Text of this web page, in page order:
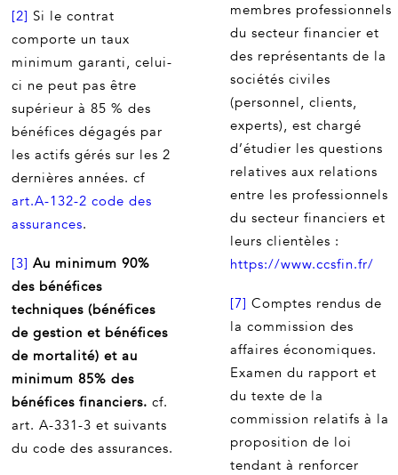
[2] Si le contrat
comporte un taux
minimum garanti, celui-
ci ne peut pas être
supérieur à 85 % des
bénéfices dégagés par
les actifs gérés sur les 2
dernières années. cf
art.A-132-2 code des
assurances.
[3] Au minimum 90%
des bénéfices
techniques (bénéfices
de gestion et bénéfices
de mortalité) et au
minimum 85% des
bénéfices financiers. cf.
art. A-331-3 et suivants
du code des assurances.
membres professionnels
du secteur financier et
des représentants de la
sociétés civiles
(personnel, clients,
experts), est chargé
d’étudier les questions
relatives aux relations
entre les professionnels
du secteur financiers et
leurs clientèles :
https://www.ccsfin.fr/
[7] Comptes rendus de
la commission des
affaires économiques.
Examen du rapport et
du texte de la
commission relatifs à la
proposition de loi
tendant à renforcer